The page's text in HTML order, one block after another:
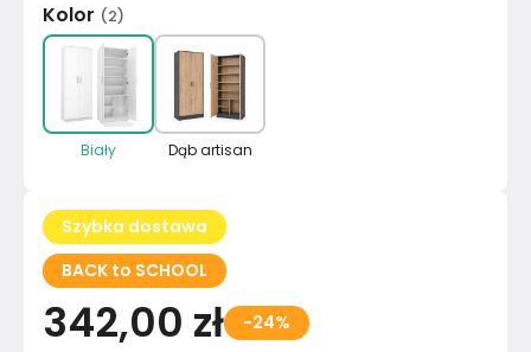
Szybka dostawa
BACK to SCHOOL
342,00 zł
-24%
Kolor (2)
Biały Dąb artisan